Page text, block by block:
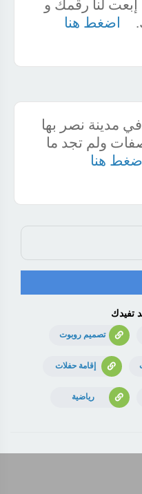
لنا رقمك و
اضغط هنا
مدينة نصر بها
ولم تجد ما
اضغط هنا
تفيدك
تصميم روبوت
إقامة حفلات
رياضية